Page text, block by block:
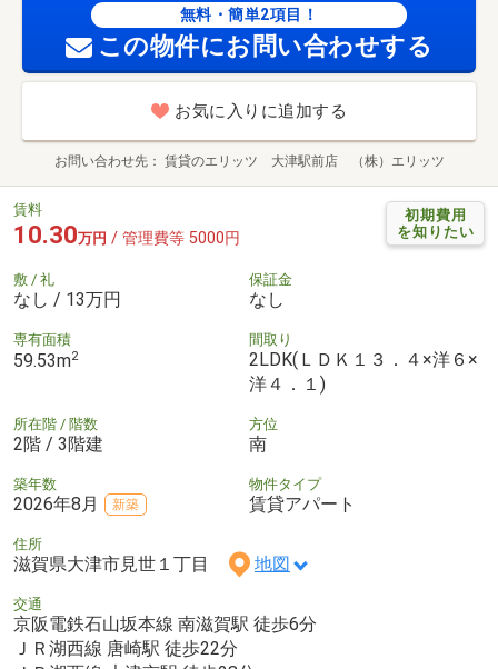
無料・簡単2項目！
この物件にお問い合わせする
お気に入りに追加する
お問い合わせ先 賃貸のエリッツ 大津駅前店 （株）エリッツ
初期費用
を知りたい
賃料
10.30万円 / 管理費等 5000円
敷 / 礼
なし / 13万円
保証金
なし
専有面積
59.53m2
間取り
2LDK(ＬＤＫ１３．４×洋６×
洋４．１)
所在階 / 階数
2階 / 3階建
方位
南
築年数
2026年8月 新築
物件タイプ
賃貸アパート
住所
滋賀県大津市見世１丁目 地図
交通
京阪電鉄石山坂本線 南滋賀駅 徒歩6分
ＪＲ湖西線 唐崎駅 徒歩22分